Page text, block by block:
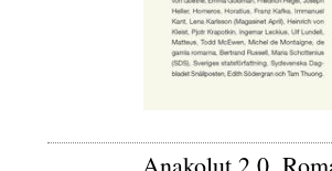
Anakolut 2.0,